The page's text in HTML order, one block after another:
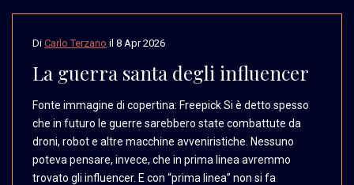
Di Carlo Terzano il 8 Apr 2026
La guerra santa degli influencer
Fonte immagine di copertina: Freepick Si è detto spesso
che in futuro le guerre sarebbero state combattute da
droni, robot e altre macchine avveniristiche. Nessuno
poteva pensare, invece, che in prima linea avremmo
trovato gli influencer. E con “prima linea” non si fa